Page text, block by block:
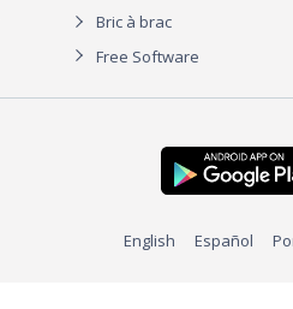
Bric à brac
Free Software
English Español